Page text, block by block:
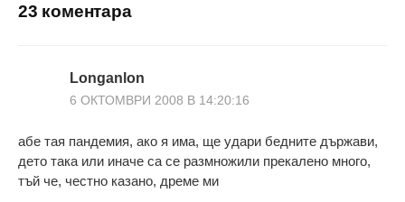
23 коментара
Longanlon
6 ОКТОМВРИ 2008 В 14:20:16
абе тая пандемия, ако я има, ще удари бедните държави,
дето така или иначе са се размножили прекалено много,
тъй че, честно казано, дреме ми